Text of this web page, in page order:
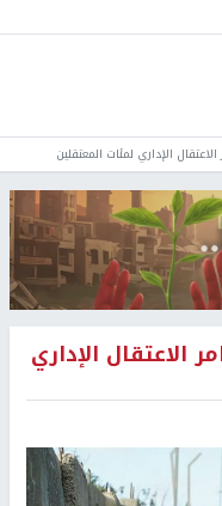
الإداري لمئات المعتقلين
الاعتقال الإداري